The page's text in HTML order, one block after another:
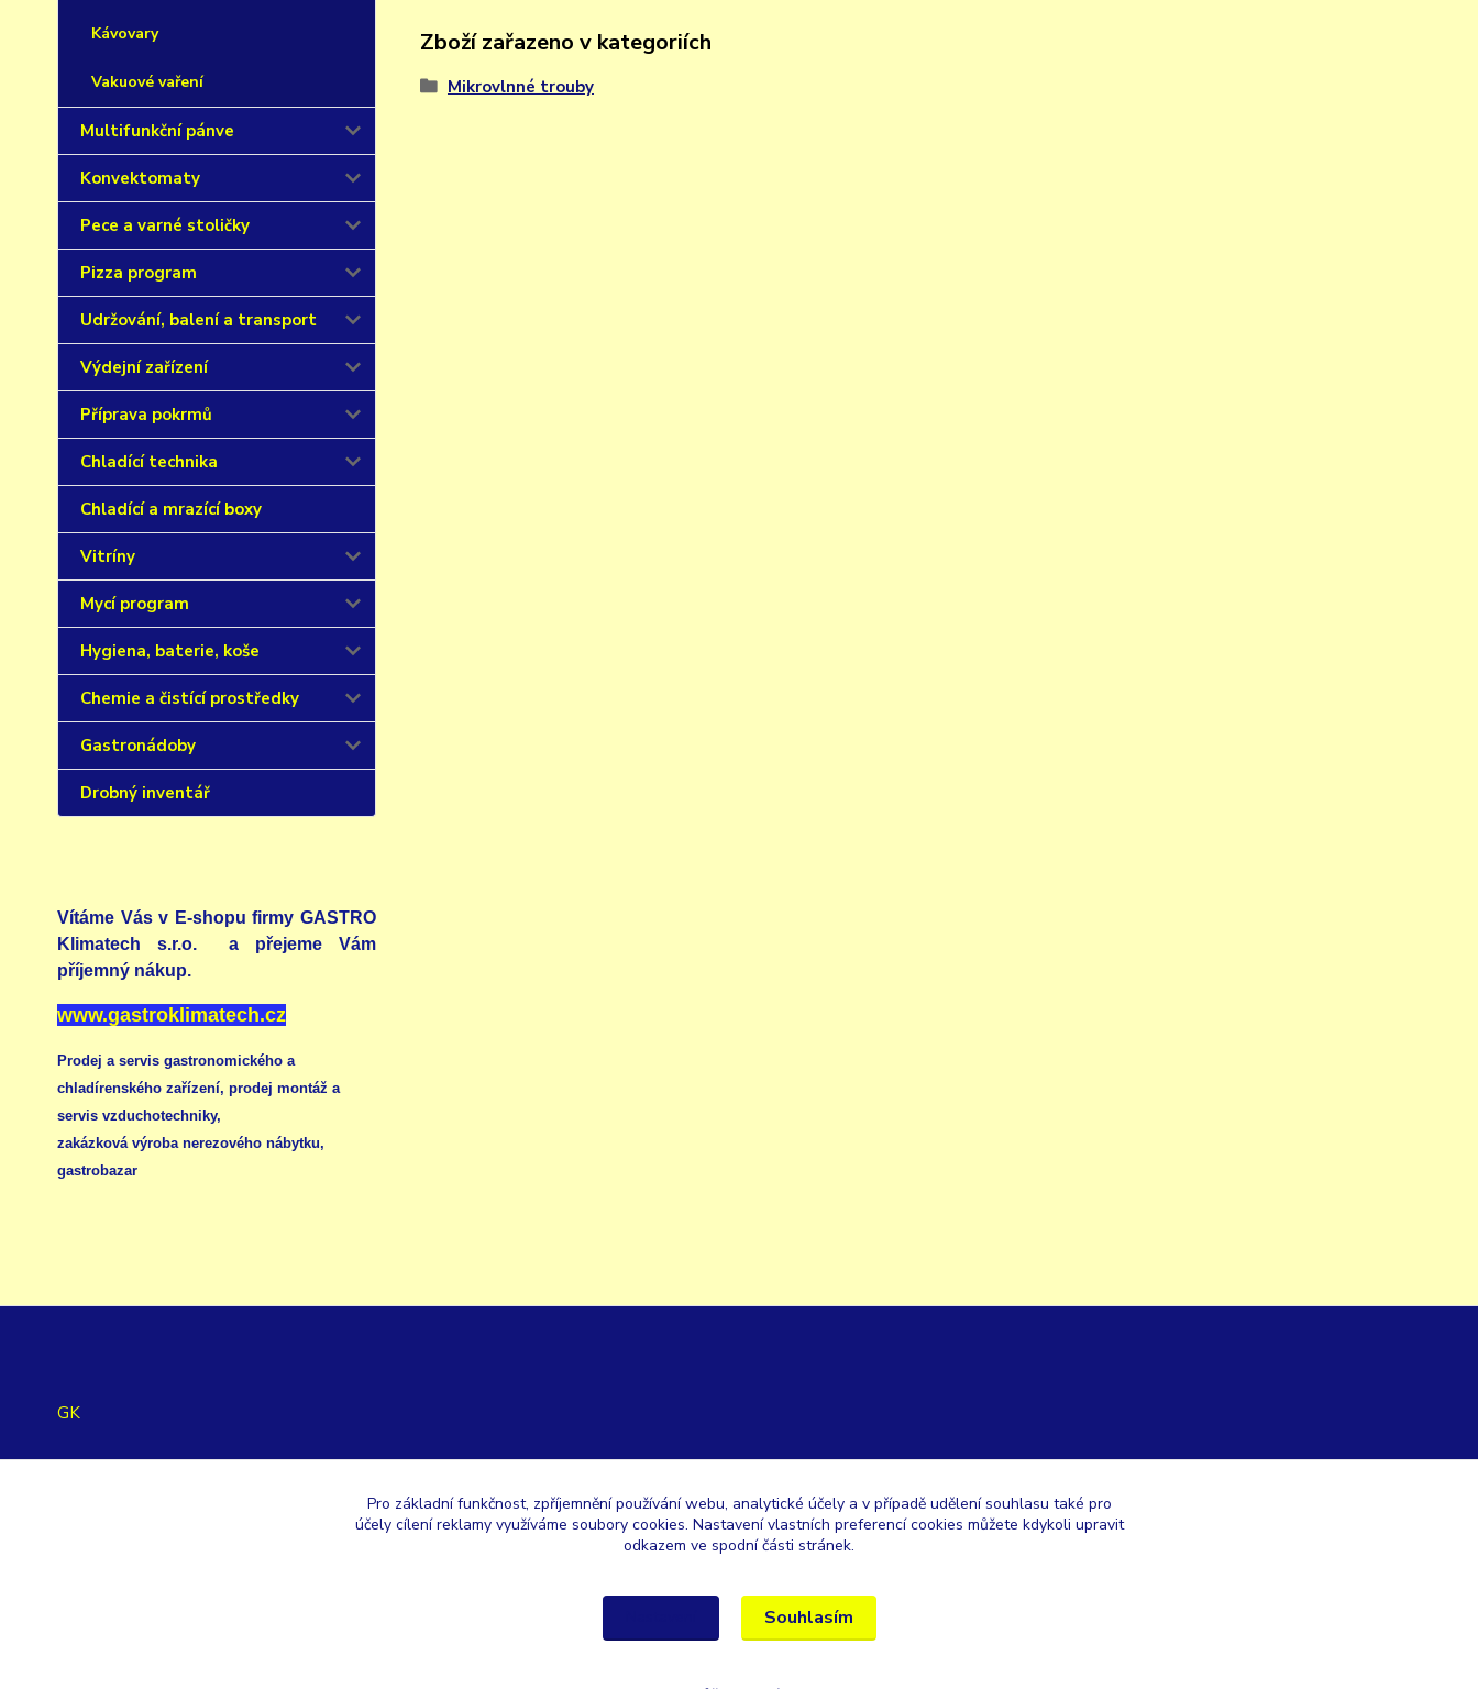
Kávovary
Vakuové vaření
Multifunkční pánve
Konvektomaty
Pece a varné stoličky
Pizza program
Udržování, balení a transport
Výdejní zařízení
Příprava pokrmů
Chladící technika
Chladící a mrazící boxy
Vitríny
Mycí program
Hygiena, baterie, koše
Chemie a čistící prostředky
Gastronádoby
Drobný inventář
Vítáme Vás v E-shopu firmy GASTRO
Klimatech s.r.o. a přejeme Vám
příjemný nákup.
www.gastroklimatech.cz
Prodej a servis gastronomického a
chladírenského zařízení, prodej montáž a
servis vzduchotechniky,
zakázková výroba nerezového nábytku,
gastrobazar
Zboží zařazeno v kategoriích
Mikrovlnné trouby
GK
Pro základní funkčnost, zpříjemnění používání webu, analytické účely a v případě udělení souhlasu také pro
účely cílení reklamy využíváme soubory cookies. Nastavení vlastních preferencí cookies můžete kdykoli upravit
odkazem ve spodní části stránek.
Souhlasím